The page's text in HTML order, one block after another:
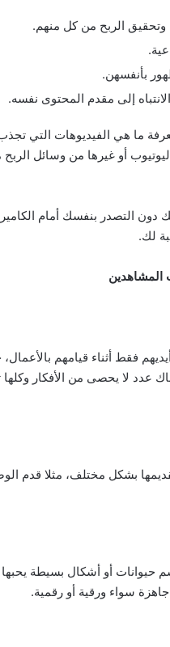
وتحقيق الربح من كل منهم.
بأنفسهن.
إلى مقدم المحتوى نفسه.
ما هي الفيديوهات التي
أو غيرها من وسائل
محتوى قناتك دون التصدر بنفسك
لك.
المشاهدين
فقط أثناء قيامهم
لا يحصى من الأفكار وكلها
بشكل مختلف، مثلا قدم
حيوانات أو أشكال بسيطة يحبها
سواء ورقية أو رقمية.